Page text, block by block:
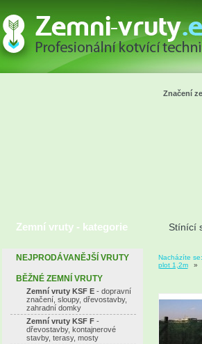
Značení
Stínící
Nacházíte se:
plot 1,2m
»
Zemní vruty - kategorie
NEJPRODÁVANĚJŠÍ VRUTY
BĚŽNÉ ZEMNÍ VRUTY
Zemní vruty KSF E- dopravní
značení, sloupy, dřevostavby,
zahradní domky
Zemní vruty KSF F-
dřevostavby, kontajnerové
stavby, terasy, mosty